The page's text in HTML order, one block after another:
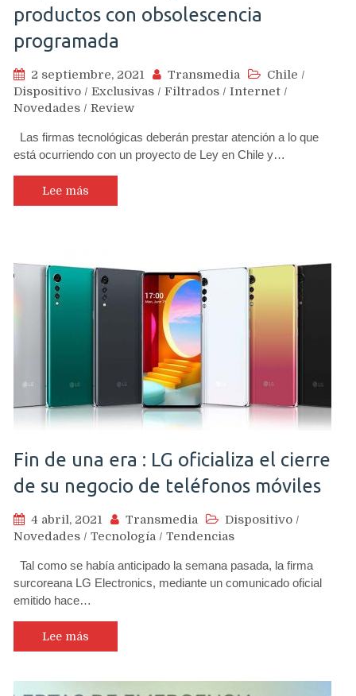
productos con obsolescencia
programada
2 septiembre, 2021 Transmedia Chile /
Dispositivo / Exclusivas / Filtrados / Internet /
Novedades / Review
Las firmas tecnológicas deberán prestar atención a lo que
está ocurriendo con un proyecto de Ley en Chile y…
Lee más
Fin de una era : LG oficializa el cierre
de su negocio de teléfonos móviles
4 abril, 2021 Transmedia Dispositivo /
Novedades / Tecnología / Tendencias
Tal como se había anticipado la semana pasada, la firma
surcoreana LG Electronics, mediante un comunicado oficial
emitido hace…
Lee más